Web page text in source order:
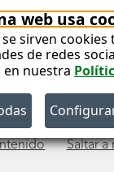
web usa
se sirven
de redes
nuestra
Saltar a